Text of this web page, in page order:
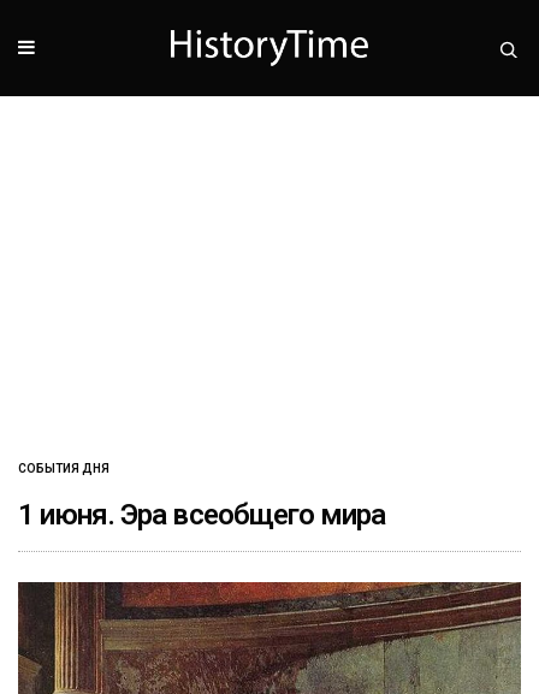
СОБЫТИЯ ДНЯ
1 июня. Эра всеобщего мира